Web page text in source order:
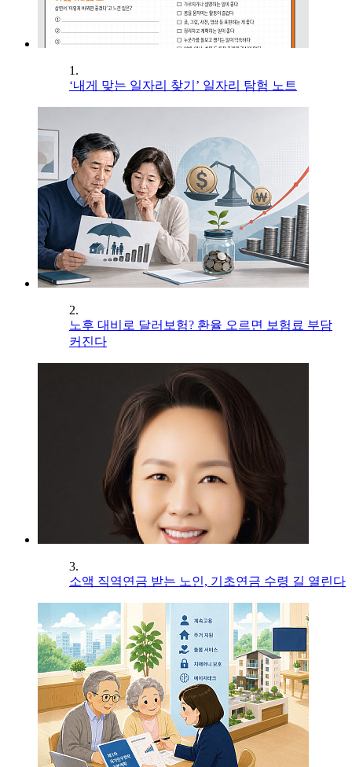
1.
‘내게 맞는 일자리 찾기’ 일자리 탐험 노트
2.
노후 대비로 달러보험? 환율 오르면 보험료 부담
커진다
3.
소액 직역연금 받는 노인, 기초연금 수령 길 열린다